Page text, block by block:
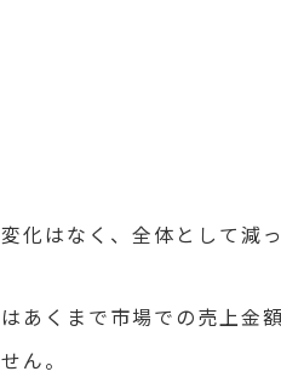
化はなく、全体として減
あくまで市場での売上金
ん。